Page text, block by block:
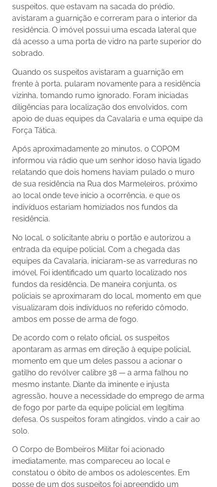
suspeitos, que estavam na sacada do prédio,
avistaram a guarnição e correram para o interior da
residência. O imóvel possui uma escada lateral que
dá acesso a uma porta de vidro na parte superior do
sobrado.
Quando os suspeitos avistaram a guarnição em
frente à porta, pularam novamente para a residência
vizinha, tomando rumo ignorado. Foram iniciadas
diligências para localização dos envolvidos, com
apoio de duas equipes da Cavalaria e uma equipe da
Força Tática.
Após aproximadamente 20 minutos, o COPOM
informou via rádio que um senhor idoso havia ligado
relatando que dois homens haviam pulado o muro
de sua residência na Rua dos Marmeleiros, próximo
ao local onde teve início a ocorrência, e que os
indivíduos estariam homiziados nos fundos da
residência.
No local, o solicitante abriu o portão e autorizou a
entrada da equipe policial. Com a chegada das
equipes da Cavalaria, iniciaram-se as varreduras no
imóvel. Foi identificado um quarto localizado nos
fundos da residência. De maneira conjunta, os
policiais se aproximaram do local, momento em que
visualizaram dois indivíduos no referido cômodo,
ambos em posse de arma de fogo.
De acordo com o relato oficial, os suspeitos
apontaram as armas em direção à equipe policial,
momento em que um deles passou a acionar o
gatilho do revólver calibre 38 — a arma falhou no
mesmo instante. Diante da iminente e injusta
agressão, houve a necessidade do emprego de arma
de fogo por parte da equipe policial em legítima
defesa. Os suspeitos foram atingidos, vindo a cair ao
solo.
O Corpo de Bombeiros Militar foi acionado
imediatamente, mas compareceu ao local e
constatou o óbito de ambos os adolescentes. Em
posse de um dos suspeitos foi apreendido um